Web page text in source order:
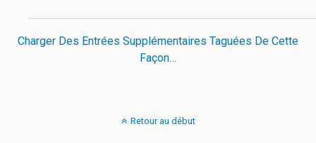
Charger Des Entrées Supplémentaires Taguées De Cette
Façon…
Retour au début